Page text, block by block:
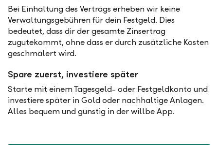
Bei Einhaltung des Vertrags erheben wir keine
Verwaltungsgebühren für dein Festgeld. Dies
bedeutet, dass dir der gesamte Zinsertrag
zugutekommt, ohne dass er durch zusätzliche Kosten
geschmälert wird.
Spare zuerst, investiere später
Starte mit einem Tagesgeld- oder Festgeldkonto und
investiere später in Gold oder nachhaltige Anlagen.
Alles bequem und günstig in der willbe App.